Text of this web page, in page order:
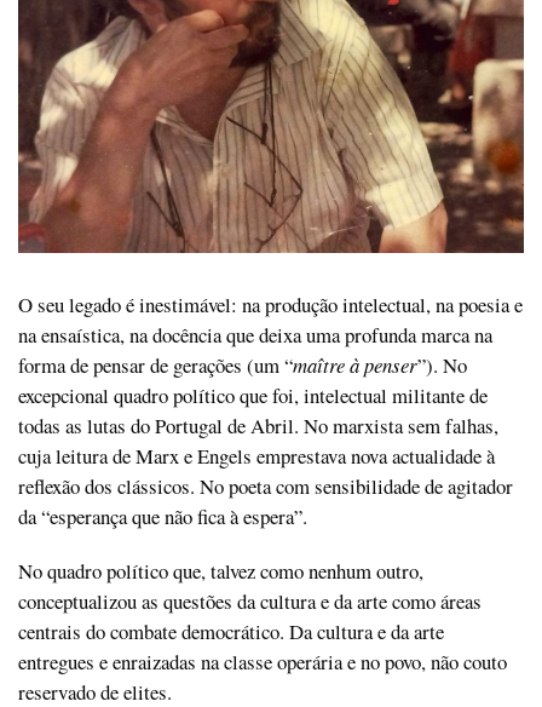
O seu legado é inestimável: na produção intelectual, na poesia e
na ensaística, na docência que deixa uma profunda marca na
forma de pensar de gerações (um “maître à penser”). No
excepcional quadro político que foi, intelectual militante de
todas as lutas do Portugal de Abril. No marxista sem falhas,
cuja leitura de Marx e Engels emprestava nova actualidade à
reflexão dos clássicos. No poeta com sensibilidade de agitador
da “esperança que não fica à espera”.
No quadro político que, talvez como nenhum outro,
conceptualizou as questões da cultura e da arte como áreas
centrais do combate democrático. Da cultura e da arte
entregues e enraizadas na classe operária e no povo, não couto
reservado de elites.